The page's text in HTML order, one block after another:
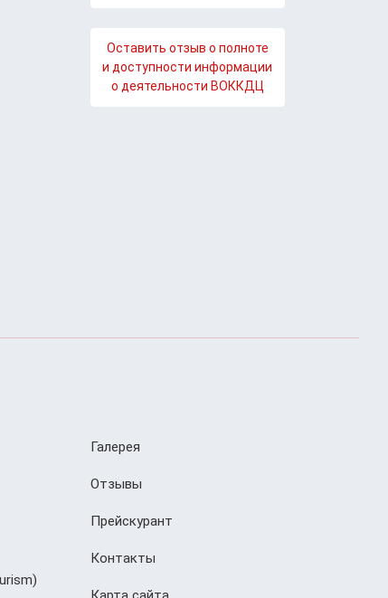
Оставить отзыв о полноте
и доступности информации
о деятельности ВОККДЦ
Галерея
Отзывы
Прейскурант
Контакты